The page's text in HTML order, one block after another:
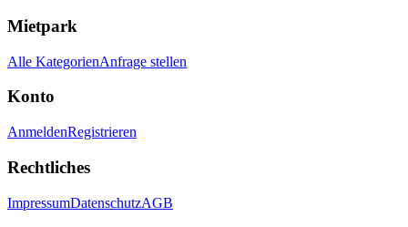
Mietpark
Alle KategorienAnfrage stellen
Konto
AnmeldenRegistrieren
Rechtliches
ImpressumDatenschutzAGB